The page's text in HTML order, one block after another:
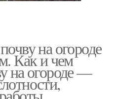
на огороде
Как и чем
на огороде —